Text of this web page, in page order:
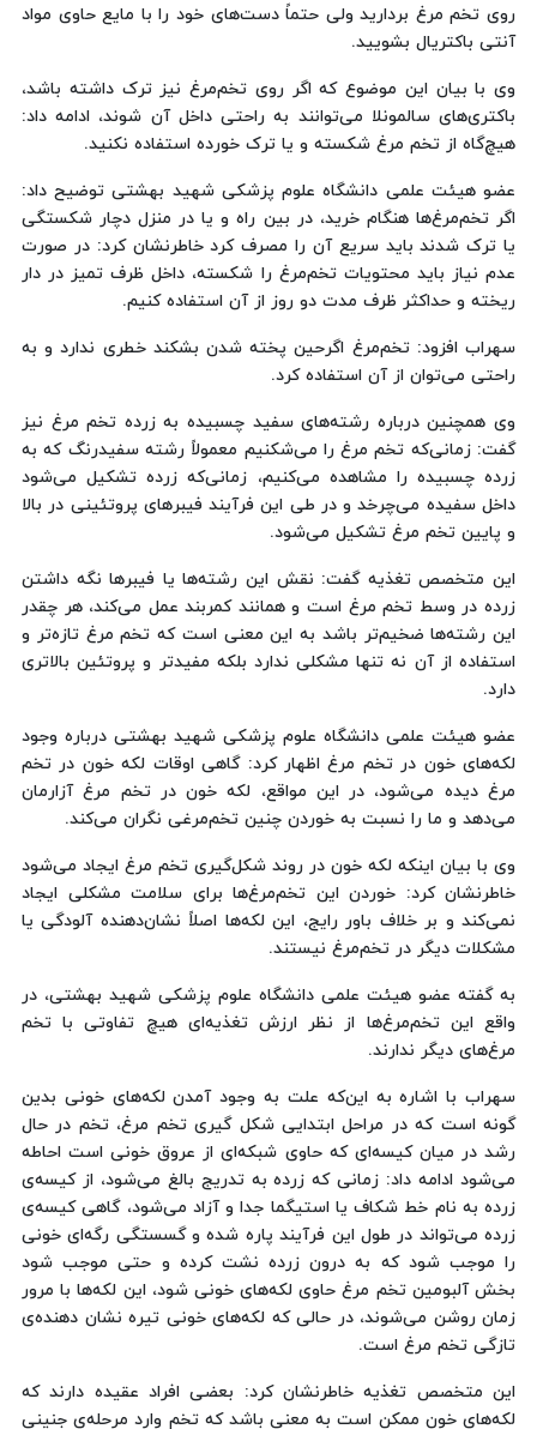
روی تخم مرغ بردارید ولی حتماً دست‌های خود را با مایع حاوی مواد
آنتی باکتریال بشویید.
وی با بیان این موضوع که اگر روی تخم‌مرغ نیز ترک داشته باشد،
باکتری‌های سالمونلا می‌توانند به راحتی داخل آن شوند، ادامه داد:
هیچ‌گاه از تخم مرغ شکسته و یا ترک خورده استفاده نکنید.
عضو هیئت علمی دانشگاه علوم پزشکی شهید بهشتی توضیح داد:
اگر تخم‌مرغ‌ها هنگام خرید، در بین راه و یا در منزل دچار شکستگی
یا ترک شدند باید سریع آن را مصرف کرد خاطرنشان کرد: در صورت
عدم نیاز باید محتویات تخم‌مرغ را شکسته، داخل ظرف تمیز در دار
ریخته و حداکثر ظرف مدت دو روز از آن استفاده کنیم.
سهراب افزود: تخم‌مرغ اگرحین پخته شدن بشکند خطری ندارد و به
راحتی می‌توان از آن استفاده کرد.
وی همچنین درباره رشته‌های سفید چسبیده به زرده تخم مرغ نیز
گفت: زمانی‌که تخم مرغ را می‌شکنیم معمولاً رشته سفیدرنگ که به
زرده چسبیده را مشاهده می‌کنیم، زمانی‌که زرده تشکیل می‌شود
داخل سفیده می‌چرخد و در طی این فرآیند فیبرهای پروتئینی در بالا
و پایین تخم مرغ تشکیل می‌شود.
این متخصص تغذیه گفت: نقش این رشته‌ها یا فیبرها نگه داشتن
زرده در وسط تخم مرغ است و همانند کمربند عمل می‌کند، هر چقدر
این رشته‌ها ضخیم‌تر باشد به این معنی است که تخم مرغ تازه‌تر و
استفاده از آن نه تنها مشکلی ندارد بلکه مفیدتر و پروتئین بالاتری
دارد.
عضو هیئت علمی دانشگاه علوم پزشکی شهید بهشتی درباره وجود
لکه‌های خون در تخم مرغ اظهار کرد: گاهی اوقات لکه خون در تخم
مرغ دیده می‌شود، در این مواقع، لکه خون در تخم مرغ آزارمان
می‌دهد و ما را نسبت به خوردن چنین تخم‌مرغی نگران می‌کند.
وی با بیان اینکه لکه خون در روند شکل‌گیری تخم مرغ ایجاد می‌شود
خاطرنشان کرد: خوردن این تخم‌مرغ‌ها برای سلامت مشکلی ایجاد
نمی‌کند و بر خلاف باور رایج، این لکه‌ها اصلاً نشان‌دهنده آلودگی یا
مشکلات دیگر در تخم‌مرغ نیستند.
به گفته عضو هیئت علمی دانشگاه علوم پزشکی شهید بهشتی، در
واقع این تخم‌مرغ‌ها از نظر ارزش تغذیه‌ای هیچ تفاوتی با تخم
مرغ‌های دیگر ندارند.
سهراب با اشاره به این‌که علت به وجود آمدن لکه‌های خونی بدین
گونه است که در مراحل ابتدایی شکل گیری تخم مرغ، تخم در حال
رشد در میان کیسه‌ای که حاوی شبکه‌ای از عروق خونی است احاطه
می‌شود ادامه داد: زمانی که زرده به تدریج بالغ می‌شود، از کیسه‌ی
زرده به نام خط شکاف یا استیگما جدا و آزاد می‌شود، گاهی کیسه‌ی
زرده می‌تواند در طول این فرآیند پاره شده و گسستگی رگه‌ای خونی
را موجب شود که به درون زرده نشت کرده و حتی موجب شود
بخش آلبومین تخم مرغ حاوی لکه‌های خونی شود، این لکه‌ها با مرور
زمان روشن می‌شوند، در حالی که لکه‌های خونی تیره نشان دهنده‌ی
تازگی تخم مرغ است.
این متخصص تغذیه خاطرنشان کرد: بعضی افراد عقیده دارند که
لکه‌های خون ممکن است به معنی باشد که تخم وارد مرحله‌ی جنینی